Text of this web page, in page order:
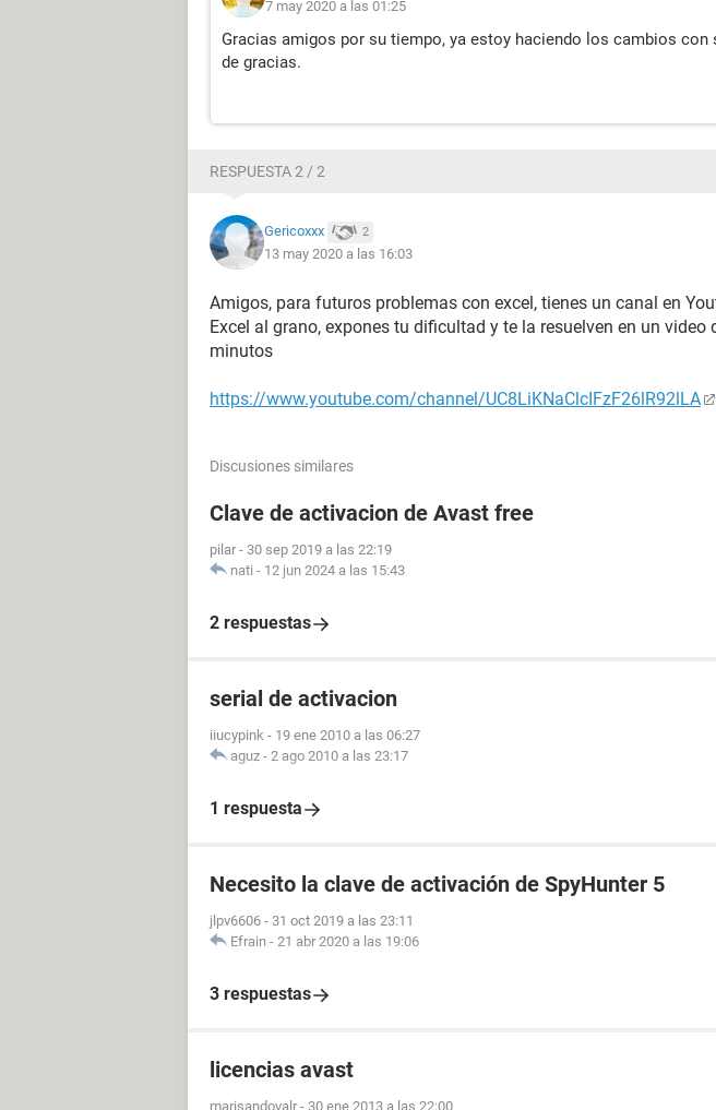
7 may 2020 a las 01:25
Gracias amigos por su tiempo, ya estoy haciendo los cambios
de gracias.
RESPUESTA 2 / 2
Gericoxxx 2
13 may 2020 a las 16:03
Amigos, para futuros problemas con excel, tienes un canal en
Excel al grano, expones tu dificultad y te la resuelven en un video
minutos
https://www.youtube.com/channel/UC8LiKNaClcIFzF26lR92lLA
Discusiones similares
Clave de activacion de Avast free
pilar - 30 sep 2019 a las 22:19
nati - 12 jun 2024 a las 15:43
2 respuestas
serial de activacion
iiucypink - 19 ene 2010 a las 06:27
aguz - 2 ago 2010 a las 23:17
1 respuesta
Necesito la clave de activación de SpyHunter 5
jlpv6606 - 31 oct 2019 a las 23:11
Efrain - 21 abr 2020 a las 19:06
3 respuestas
licencias avast
marisandovalr - 30 ene 2013 a las 22:00